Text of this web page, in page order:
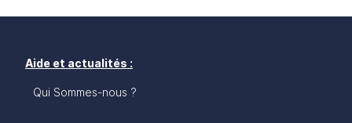
Aide et actualités :
Qui Sommes-nous ?